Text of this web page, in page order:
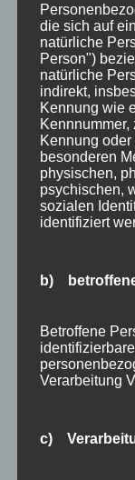
Public
Oberstdorf
im Allgäu
Extra Rabatt
Traveller
Blog Archiv
Blog
Archiv
Kategorien
Allgäu
Angebote
Bewertung
E-Bike
Empfehlung
Gäste
die sich auf
natürliche
Person")
natürliche
indirekt,
Kennung wie
Kennung
besonderen
physischen,
psychischen,
sozialen
identifiziert
b)
Betroffene
Verarbeitung
c)